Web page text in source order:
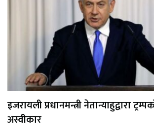
इजरायली प्रधानमन्त्री नेतान्याहुद्वारा
अस्वीकार